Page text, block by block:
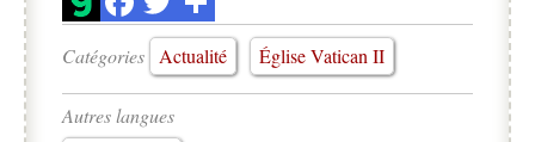
Catégories Actualité Église Vatican II
Autres langues